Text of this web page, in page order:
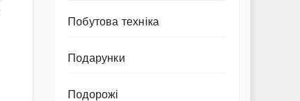
Побутова техніка
Подарунки
Подорожі